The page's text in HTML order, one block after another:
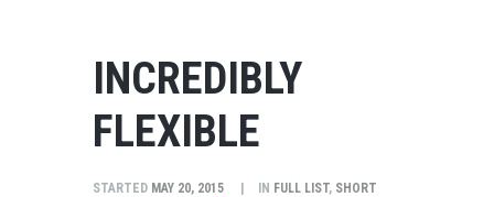
INCREDIBLY
FLEXIBLE
STARTED MAY 20, 2015 IN FULL LIST, SHORT